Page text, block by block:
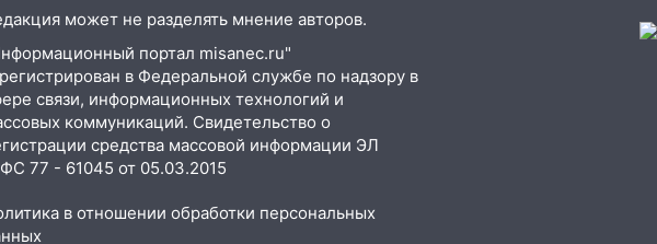
может не разделять мнение авторов.
портал misanec.ru"
в Федеральной службе по надзору в
связи, информационных технологий и
коммуникаций. Свидетельство о
средства массовой информации ЭЛ
77 - 61045 от 05.03.2015
в отношении обработки персональных